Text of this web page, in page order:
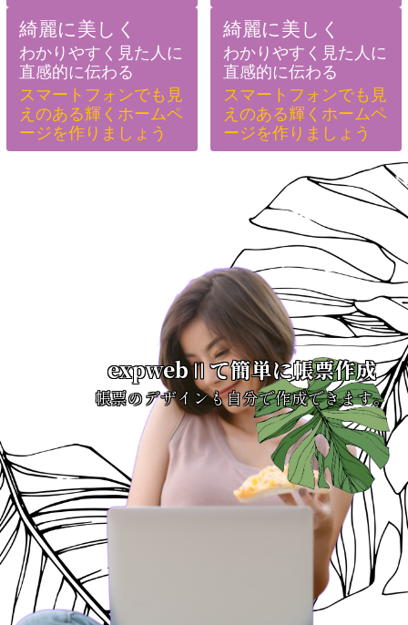
綺麗に美しく
わかりやすく見た人に
直感的に伝わる
スマートフォンでも見
えのある輝くホームペ
ージを作りましょう
綺麗に美しく
わかりやすく見た人に
直感的に伝わる
スマートフォンでも見
えのある輝くホームペ
ージを作りましょう
expwebⅡて簡単に帳票作成
帳票のデザインも自分で作成できます。